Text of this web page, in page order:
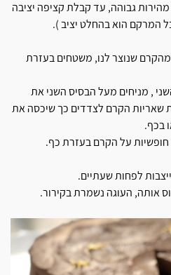
מהירות גבוהה, עד קבלת קציפה יציבה
הוא בהחלט יציב ).
מניחים על הבסיס הראשון כ 1/3 מהקרם שנוצר לנו, משטחים בעזרת
, מניחים מעל הבסיס השני את
שאריות הקרם לצדדים כך שיכסה את
בכף.
חופשיות על הקרם בעזרת כף.
לפחות שעתיים.
אותה, העוגה נשמרת בקירור.